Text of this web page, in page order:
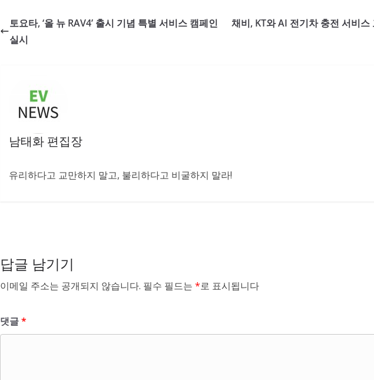
토요타, ‘올 뉴 RAV4’ 출시 기념 특별 서비스 캠페인
실시
채비, KT와 AI 전기차 충전 서비스
남태화 편집장
유리하다고 교만하지 말고, 불리하다고 비굴하지 말라!
답글 남기기
이메일 주소는 공개되지 않습니다. 필수 필드는 *로 표시됩니다
댓글*